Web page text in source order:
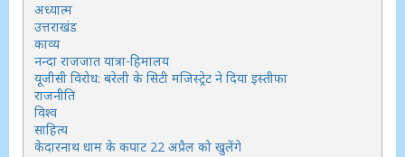
अध्यात्म
उत्तराखंड
काव्य
नन्दा राजजात यात्रा-हिमालय
यूजीसी विरोध: बरेली के सिटी मजिस्ट्रेट ने दिया इस्तीफा
राजनीति
विश्व
साहित्य
केदारनाथ धाम के कपाट 22 अप्रैल को खुलेंगे